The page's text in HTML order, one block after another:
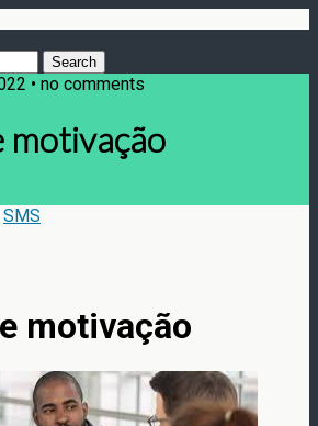
• no comments
motivação
SMS
motivação